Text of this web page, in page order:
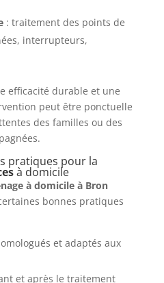
: traitement des points de
interrupteurs,
efficacité durable et une
peut être ponctuelle
des familles ou des
pratiques pour la
à domicile
à domicile à Bron
bonnes pratiques
et adaptés aux
et après le traitement